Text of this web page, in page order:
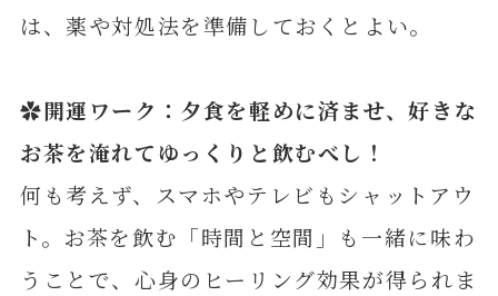
は、薬や対処法を準備しておくとよい。
✿開運ワーク：夕食を軽めに済ませ、好きな
お茶を淹れてゆっくりと飲むべし！
何も考えず、スマホやテレビもシャットアウ
ト。お茶を飲む「時間と空間」も一緒に味わ
うことで、心身のヒーリング効果が得られま